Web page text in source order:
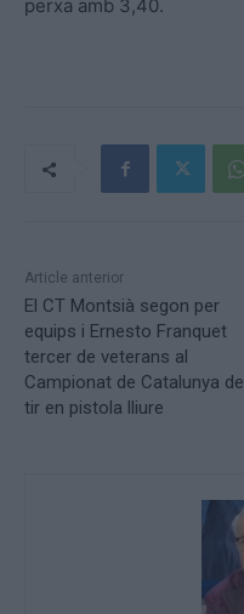
perxa amb 3,40.
Article anterior
El CT Montsià segon per
equips i Ernesto Franquet
tercer de veterans al
Campionat de Catalunya de
tir en pistola lliure